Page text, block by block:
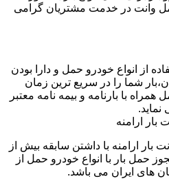
وانت در خدمت مشتریان گرامی
از انواع خودرو حمل و دارا بودن
شما را در سریع ترین زمان
با بارنامه و بیمه نامه معتبر
بار ارامنه
بار ارامنه با داشتن سابقه بیش از
حمل بار با انواع خودرو حمل از
های ایران می باشد.